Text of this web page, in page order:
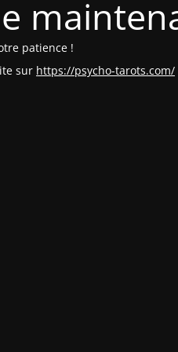
patience !
sur https://psycho-tarots.com/